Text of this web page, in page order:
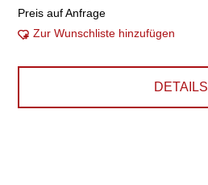
Preis auf Anfrage
Zur Wunschliste hinzufügen
DETAILS